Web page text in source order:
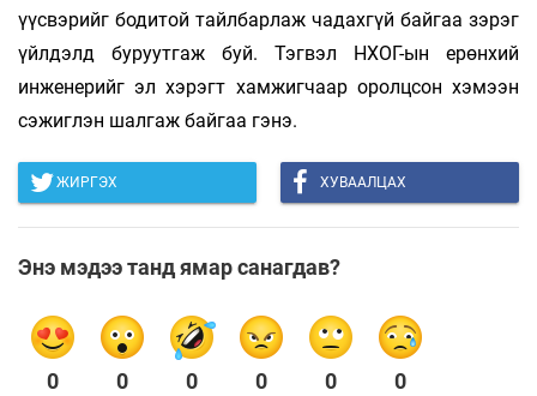
үүсвэрийг бодитой тайлбарлаж чадахгүй байгаа зэрэг
үйлдэлд буруутгаж буй. Тэгвэл НХОГ-ын ерөнхий
инженерийг эл хэрэгт хамжигчаар оролцсон хэмээн
сэжиглэн шалгаж байгаа гэнэ.
ЖИРГЭХ ХУВААЛЦАХ
Энэ мэдээ танд ямар санагдав?
0 0 0 0 0 0